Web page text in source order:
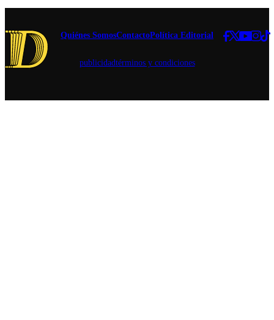
al exjefe
Quiénes SomosContactoPolítica Editorial
publicidadtérminos y condiciones